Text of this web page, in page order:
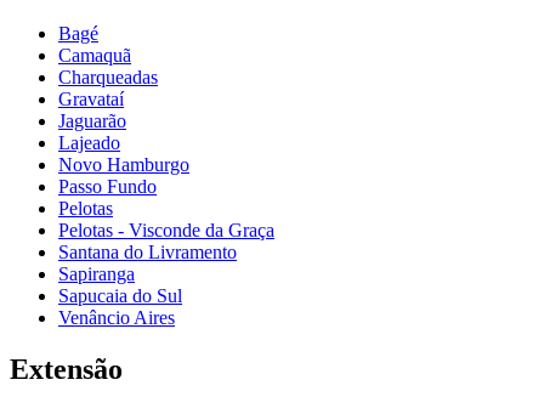
Bagé
Camaquã
Charqueadas
Gravataí
Jaguarão
Lajeado
Novo Hamburgo
Passo Fundo
Pelotas
Pelotas - Visconde da Graça
Santana do Livramento
Sapiranga
Sapucaia do Sul
Venâncio Aires
Extensão